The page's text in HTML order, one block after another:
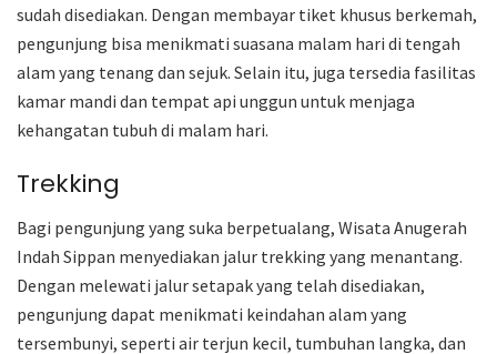
sudah disediakan. Dengan membayar tiket khusus berkemah,
pengunjung bisa menikmati suasana malam hari di tengah
alam yang tenang dan sejuk. Selain itu, juga tersedia fasilitas
kamar mandi dan tempat api unggun untuk menjaga
kehangatan tubuh di malam hari.
Trekking
Bagi pengunjung yang suka berpetualang, Wisata Anugerah
Indah Sippan menyediakan jalur trekking yang menantang.
Dengan melewati jalur setapak yang telah disediakan,
pengunjung dapat menikmati keindahan alam yang
tersembunyi, seperti air terjun kecil, tumbuhan langka, dan